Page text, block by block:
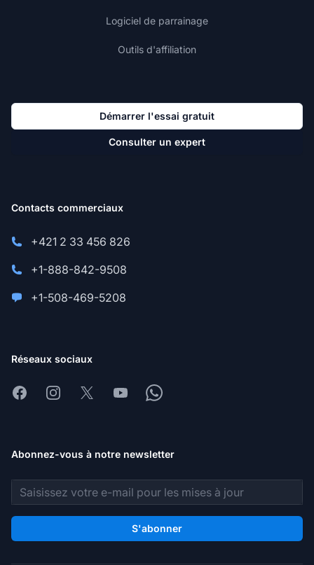
Logiciel de parrainage
Outils d'affiliation
Démarrer l'essai gratuit
Consulter un expert
Contacts commerciaux
+421 2 33 456 826
+1-888-842-9508
+1-508-469-5208
Réseaux sociaux
FacebookInstagram
X YoutubeWhatsapp
Abonnez-vous à notre newsletter
Adresse e-mail
S'abonner